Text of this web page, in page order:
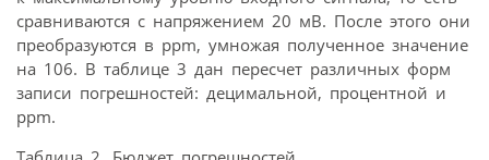
сравниваются с напряжением 20 мВ. После этого они
преобразуются в ppm, умножая полученное значение
на 106. В таблице 3 дан пересчет различных форм
записи погрешностей: децимальной, процентной и
ppm.